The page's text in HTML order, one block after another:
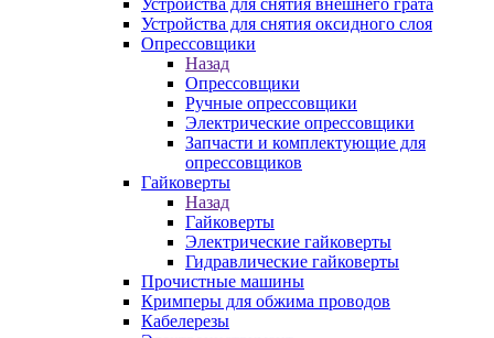
Устройства для снятия внешнего грата
Устройства для снятия оксидного слоя
Опрессовщики
Назад
Опрессовщики
Ручные опрессовщики
Электрические опрессовщики
Запчасти и комплектующие для
опрессовщиков
Гайковерты
Назад
Гайковерты
Электрические гайковерты
Гидравлические гайковерты
Прочистные машины
Кримперы для обжима проводов
Кабелерезы